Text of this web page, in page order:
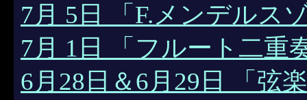
7月 5日 「F.メンデルス
7月 1日 「フルート二重
6月28日＆6月29日 「弦